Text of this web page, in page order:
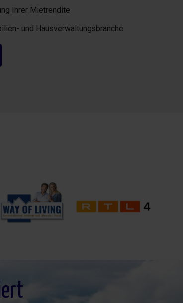
Ihrer Mietrendite
und Hausverwaltungsbranche